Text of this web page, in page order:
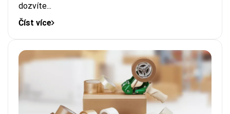
dozvíte...
Číst více